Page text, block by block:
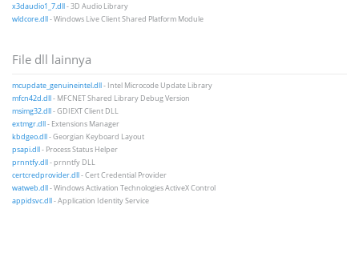
x3daudio1_7.dll- 3D Audio Library
wldcore.dll- Windows Live Client Shared Platform Module
File dll lainnya
mcupdate_genuineintel.dll- Intel Microcode Update Library
mfcn42d.dll- MFCNET Shared Library Debug Version
msimg32.dll- GDIEXT Client DLL
extmgr.dll- Extensions Manager
kbdgeo.dll- Georgian Keyboard Layout
psapi.dll- Process Status Helper
prnntfy.dll- prnntfy DLL
certcredprovider.dll- Cert Credential Provider
watweb.dll- Windows Activation Technologies ActiveX Control
appidsvc.dll- Application Identity Service